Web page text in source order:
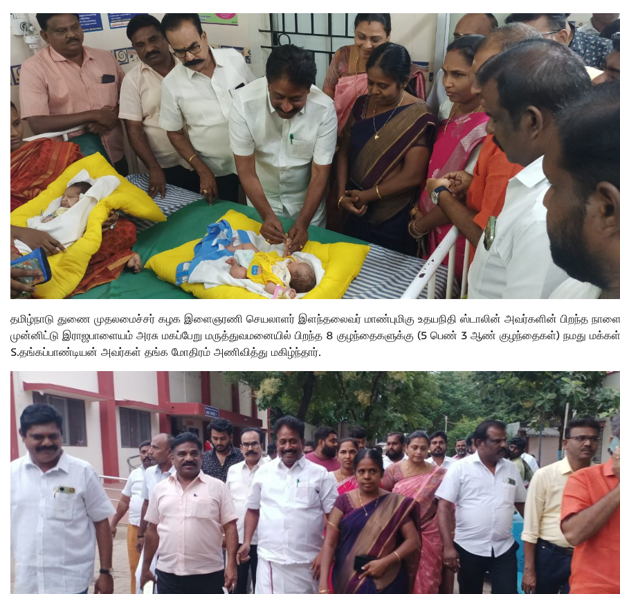
தமிழ்நாடு துணை முதலமைச்சர் கழக இளைஞரணி செயலாளர் இளந்தலைவர் மாண்புமிகு உதயநிதி ஸ்டாலின் அவர்களின் பிறந்த
முன்னிட்டு இராஜபாளையம் அரசு மகப்பேறு மருத்துவமனையில் பிறந்த 8 குழந்தைகளுக்கு (5 பெண் 3 ஆண் குழந்தைகள்) நமது
S.தங்கப்பாண்டியன் அவர்கள் தங்க மோதிரம் அணிவித்து மகிழ்ந்தார்.